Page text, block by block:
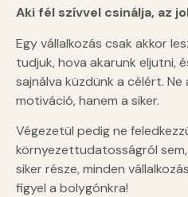
Aki fél szívvel csinálja, az
Egy vállalkozás csak akkor
tudjuk, hova akarunk eljutni,
sajnálva küzdünk a célért. Ne
motiváció, hanem a siker.
Végezetül pedig ne
környezettudatosságról sem,
siker része, minden
figyel a bolygónkra!